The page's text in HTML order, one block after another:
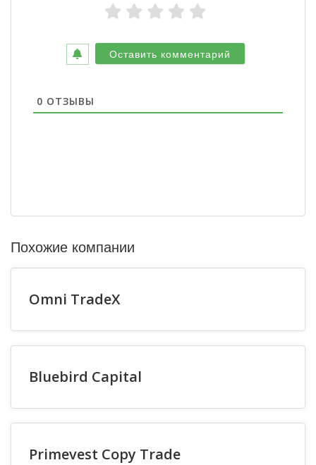
0 ОТЗЫВЫ
Похожие компании
Omni TradeX
Bluebird Capital
Primevest Copy Trade